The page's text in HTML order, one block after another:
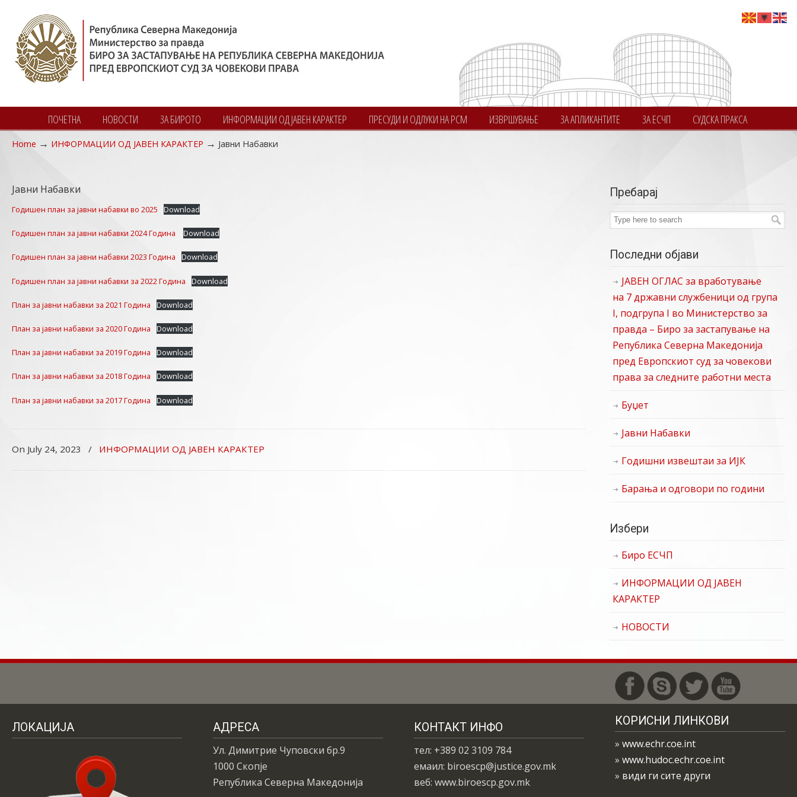
ПОЧЕТНА НОВОСТИ ЗА БИРОТО ИНФОРМАЦИИ ОД ЈАВЕН КАРАКТЕР ПРЕСУДИ И ОДЛУКИ НА РСМ ИЗВРШУВАЊЕ ЗА АПЛИКАНТИТЕ ЗА ЕСЧП СУДСКА ПРАКСА
Navigation
Home → ИНФОРМАЦИИ ОД ЈАВЕН КАРАКТЕР → Јавни Набавки
Јавни Набавки
Годишен план за јавни набавки во 2025 Download
Годишен план за јавни набавки 2024 Година Download
Годишен план за јавни набавки 2023 Година Download
Годишен план за јавни набавки за 2022 Година Download
План за јавни набавки за 2021 Година Download
План за јавни набавки за 2020 Година Download
План за јавни набавки за 2019 Година Download
План за јавни набавки за 2018 Година Download
План за јавни набавки за 2017 Година Download
On July 24, 2023 / ИНФОРМАЦИИ ОД ЈАВЕН КАРАКТЕР
Пребарај
Последни објави
ЈАВЕН ОГЛАС за вработување
на 7 државни службеници од група
I, подгрупа I во Министерство за
правда – Биро за застапување на
Република Северна Македонија
пред Европскиот суд за човекови
права за следните работни места
Буџет
Јавни Набавки
Годишни извештаи за ИЈК
Барања и одговори по години
Избери
Биро ЕСЧП
ИНФОРМАЦИИ ОД ЈАВЕН
КАРАКТЕР
НОВОСТИ
ЛОКАЦИЈА АДРЕСА
Ул. Димитрие Чуповски бр.9
1000 Скопје
Република Северна Македонија
КОНТАКТ ИНФО
тел: +389 02 3109 784
емаил: biroescp@justice.gov.mk
веб: www.biroescp.gov.mk
КОРИСНИ ЛИНКОВИ
»www.echr.coe.int
»www.hudoc.echr.coe.int
» види ги сите други